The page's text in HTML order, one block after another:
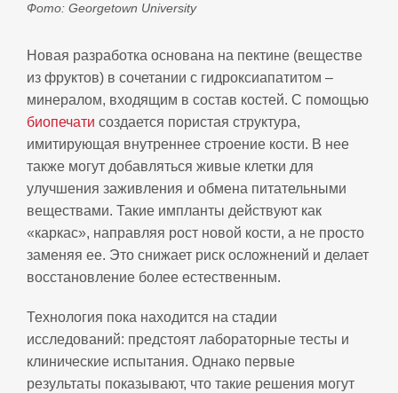
Фото: Georgetown University
Новая разработка основана на пектине (веществе
из фруктов) в сочетании с гидроксиапатитом –
минералом, входящим в состав костей. С помощью
биопечати создается пористая структура,
имитирующая внутреннее строение кости. В нее
также могут добавляться живые клетки для
улучшения заживления и обмена питательными
веществами. Такие импланты действуют как
«каркас», направляя рост новой кости, а не просто
заменяя ее. Это снижает риск осложнений и делает
восстановление более естественным.
Технология пока находится на стадии
исследований: предстоят лабораторные тесты и
клинические испытания. Однако первые
результаты показывают, что такие решения могут